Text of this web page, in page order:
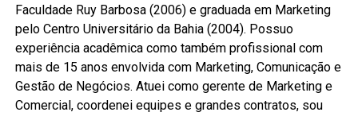
Faculdade Ruy Barbosa (2006) e graduada em Marketing
pelo Centro Universitário da Bahia (2004). Possuo
experiência acadêmica como também profissional com
mais de 15 anos envolvida com Marketing, Comunicação e
Gestão de Negócios. Atuei como gerente de Marketing e
Comercial, coordenei equipes e grandes contratos, sou